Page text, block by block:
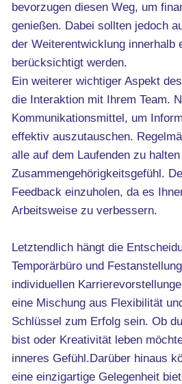
bevorzugen diesen Weg, um
genießen. Dabei sollten jedoch
der Weiterentwicklung innerhalb
berücksichtigt werden.
Ein weiterer wichtiger Aspekt
die Interaktion mit Ihrem Team.
Kommunikationsmittel, um
effektiv auszutauschen.
alle auf dem Laufenden zu
Zusammengehörigkeitsgefühl.
Feedback einzuholen, da es
Arbeitsweise zu verbessern.
Letztendlich hängt die
Temporärbüro und
individuellen
eine Mischung aus Flexibilität
Schlüssel zum Erfolg sein. Ob
bist oder Kreativität leben
inneres Gefühl.Darüber hinaus
eine einzigartige Gelegenheit